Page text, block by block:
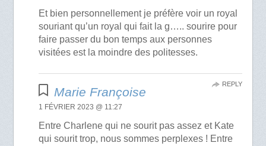
Et bien personnellement je préfère voir un royal
souriant qu’un royal qui fait la g….. sourire pour
faire passer du bon temps aux personnes
visitées est la moindre des politesses.
Marie Françoise
1 FÉVRIER 2023 @ 11:27
Entre Charlene qui ne sourit pas assez et Kate
qui sourit trop, nous sommes perplexes ! Entre
REPLY